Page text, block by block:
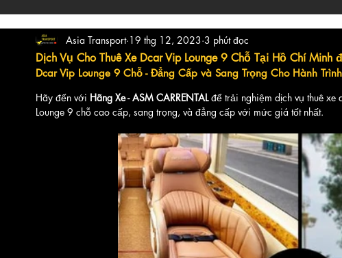
Thương hiệu, du lịch, Xe, điểm đến Car & Van, Travel Vietnam, News
Dịch Vụ Cho Thuê Xe Dcar Vip Lounge 9 Chỗ Tại Hồ Chí
Asia Transport 19 thg 12, 2023 3 phút đọc
Dcar Vip Lounge 9 Chỗ - Đẳng Cấp và Sang Trọng Cho Hành
Hãy đến với Hãng Xe - ASM CARRENTAL để trải nghiệm dịch vụ thuê xe
Lounge 9 chỗ cao cấp, sang trọng, và đẳng cấp với mức giá tốt nhất.